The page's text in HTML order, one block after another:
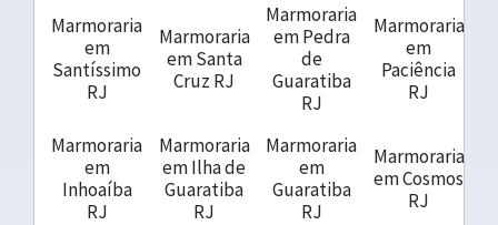
Marmoraria
em
Santíssimo
RJ
Marmoraria
em Santa
Cruz RJ
Marmoraria
em Pedra
de
Guaratiba
RJ
Marmoraria
em
Paciência
RJ
Marmoraria
em
Inhoaíba
RJ
Marmoraria
em Ilha de
Guaratiba
RJ
Marmoraria
em
Guaratiba
RJ
Marmoraria
em Cosmos
RJ